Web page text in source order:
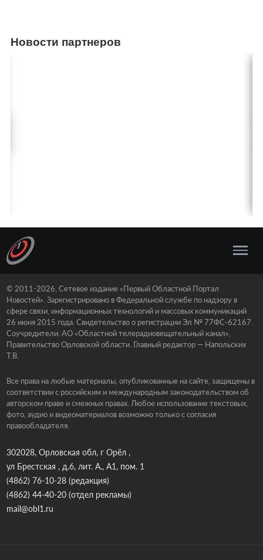
Новости партнеров
© 2011-2026, Сетевое издание «Первый Областной Портал
Новостей». Зарегистрировано в Федеральной службе по надзору в
сфере связи, информационных технологий и массовых коммуникаций
26 июня 2015 года. Свидетельство о регистрации Эл № 77ФС-62167.
Соучредители: АО «Областной телерадиовещательный канал»,
Правительство Орловской области. Главный редактор — Напольских
Т.В.
Все права на любые материалы, опубликованные на сайте, защищены в
соответствии с российским и международным законодательством об
авторском праве и смежных правах. Любое использование текстовых,
фото, аудио и видеоматериалов возможно только с согласия
правообладателя.
302028, Орловская обл, г Орёл ,
ул Брестская , д.6, лит. А., А1, пом. 1
(4862) 76-10-28(редакция)
(4862) 44-40-20(отдел рекламы)
mail@obl1.ru